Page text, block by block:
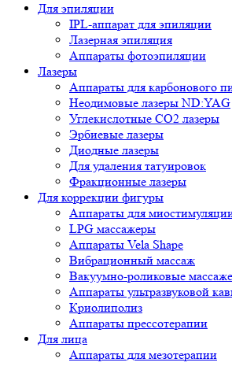
Для эпиляции
IPL-аппарат для эпиляции
Лазерная эпиляция
Аппараты фотоэпиляции
Лазеры
Аппараты для карбонового
Неодимовые лазеры ND:YAG
Углекислотные СО2 лазеры
Эрбиевые лазеры
Диодные лазеры
Для удаления татуировок
Фракционные лазеры
Для коррекции фигуры
Аппараты для
LPG массажеры
Аппараты Vela Shape
Вибрационный массаж
Вакуумно-роликовые
Аппараты ультразвуковой
Криолиполиз
Аппараты прессотерапии
Для лица
Аппараты для мезотерапии